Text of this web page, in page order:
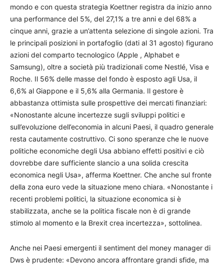
mondo e con questa strategia Koettner registra da inizio anno
una performance del 5%, del 27,1% a tre anni e del 68% a
cinque anni, grazie a un’attenta selezione di singole azioni. Tra
le principali posizioni in portafoglio (dati al 31 agosto) figurano
azioni del comparto tecnologico (Apple , Alphabet e
Samsung), oltre a società più tradizionali come Nestlé, Visa e
Roche. Il 56% delle masse del fondo è esposto agli Usa, il
6,6% al Giappone e il 5,6% alla Germania. Il gestore è
abbastanza ottimista sulle prospettive dei mercati finanziari:
«Nonostante alcune incertezze sugli sviluppi politici e
sull’evoluzione dell’economia in alcuni Paesi, il quadro generale
resta cautamente costruttivo. Ci sono speranze che le nuove
politiche economiche degli Usa abbiano effetti positivi e ciò
dovrebbe dare sufficiente slancio a una solida crescita
economica negli Usa», afferma Koettner. Che anche sul fronte
della zona euro vede la situazione meno chiara. «Nonostante i
recenti problemi politici, la situazione economica si è
stabilizzata, anche se la politica fiscale non è di grande
stimolo al momento e la Brexit crea incertezza», sottolinea.
Anche nei Paesi emergenti il sentiment del money manager di
Dws è prudente: «Devono ancora affrontare grandi sfide, ma